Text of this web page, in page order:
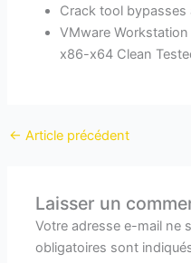
Crack tool bypasses
VMware
x86-x64 Clean
← Article précédent
Laisser un
Votre adresse e-mail ne
obligatoires sont